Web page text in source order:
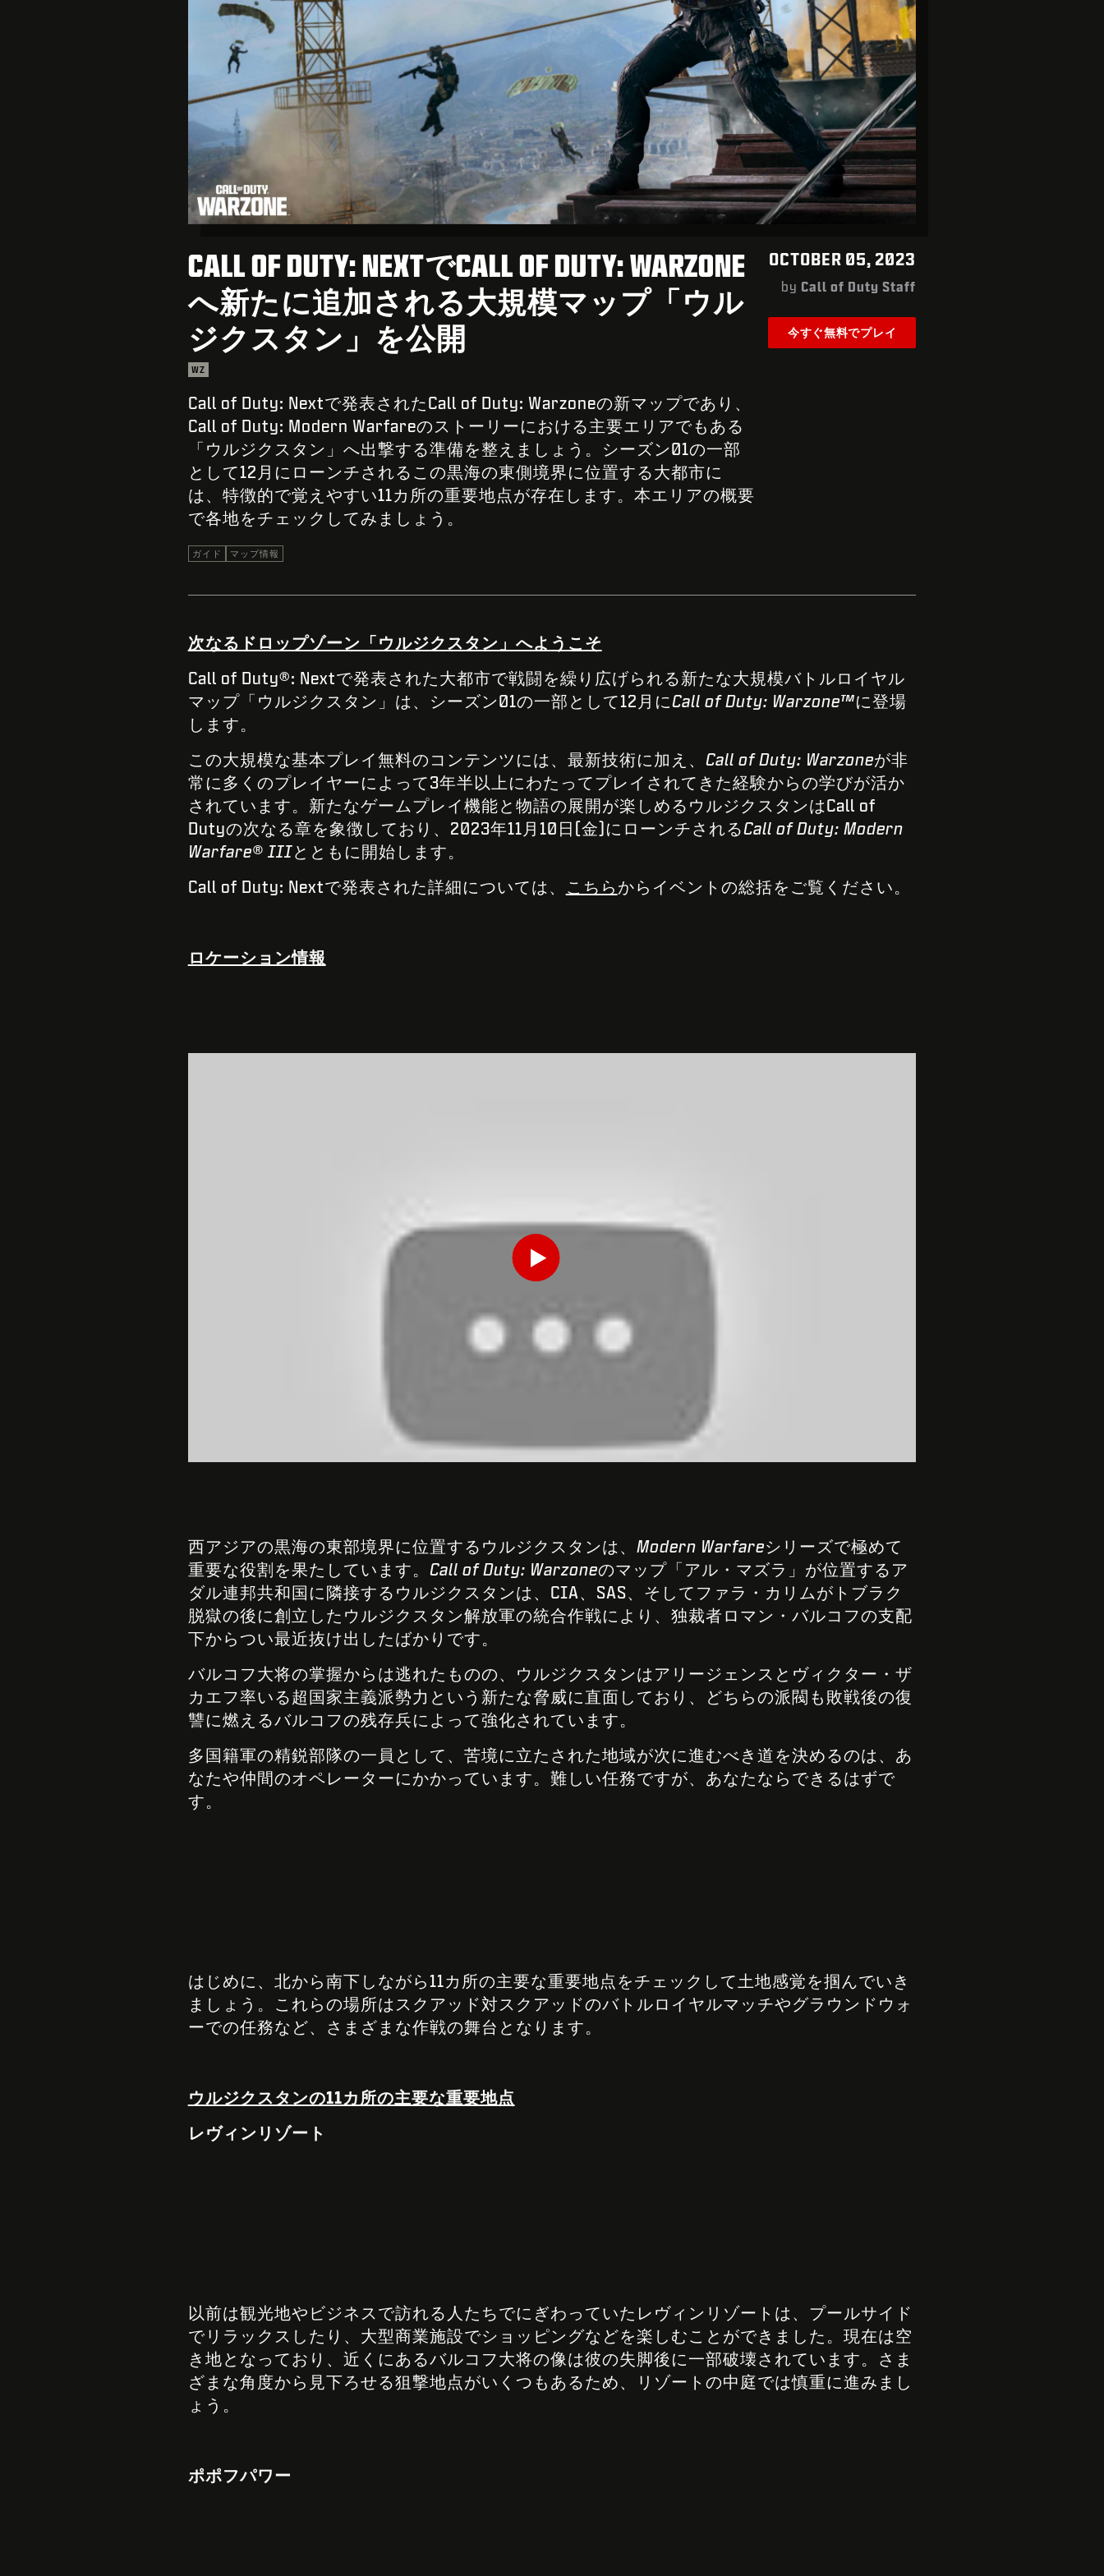
CALL OF DUTY: NEXTでCALL OF DUTY: WARZONE
へ新たに追加される大規模マップ「ウル
ジクスタン」を公開
WZ
Call of Duty: Nextで発表されたCall of Duty: Warzoneの新マップであり、
Call of Duty: Modern Warfareのストーリーにおける主要エリアでもある
「ウルジクスタン」へ出撃する準備を整えましょう。シーズン01の一部
として12月にローンチされるこの黒海の東側境界に位置する大都市に
は、特徴的で覚えやすい11カ所の重要地点が存在します。本エリアの概要
で各地をチェックしてみましょう。
ガイド マップ情報
OCTOBER 05, 2023
by Call of Duty Staff
今すぐ無料でプレイ
次なるドロップゾーン「ウルジクスタン」へようこそ
Call of Duty®: Nextで発表された大都市で戦闘を繰り広げられる新たな大規模バトルロイヤル
マップ「ウルジクスタン」は、シーズン01の一部として12月にCall of Duty: Warzone™に登場
します。
この大規模な基本プレイ無料のコンテンツには、最新技術に加え、 Call of Duty: Warzoneが非
常に多くのプレイヤーによって3年半以上にわたってプレイされてきた経験からの学びが活か
されています。新たなゲームプレイ機能と物語の展開が楽しめるウルジクスタンはCall of
Dutyの次なる章を象徴しており、2023年11月10日(金)にローンチされるCall of Duty: Modern
Warfare® IIIとともに開始します。
Call of Duty: Nextで発表された詳細については、
こちら からイベントの総括をご覧ください。
ロケーション情報
西アジアの黒海の東部境界に位置するウルジクスタンは、 Modern Warfareシリーズで極めて
重要な役割を果たしています。 Call of Duty: Warzoneのマップ「アル・マズラ」が位置するア
ダル連邦共和国に隣接するウルジクスタンは、CIA、SAS、そしてファラ・カリムがトブラク
脱獄の後に創立したウルジクスタン解放軍の統合作戦により、独裁者ロマン・バルコフの支配
下からつい最近抜け出したばかりです。
バルコフ大将の掌握からは逃れたものの、ウルジクスタンはアリージェンスとヴィクター・ザ
カエフ率いる超国家主義派勢力という新たな脅威に直面しており、どちらの派閥も敗戦後の復
讐に燃えるバルコフの残存兵によって強化されています。
多国籍軍の精鋭部隊の一員として、苦境に立たされた地域が次に進むべき道を決めるのは、あ
なたや仲間のオペレーターにかかっています。難しい任務ですが、あなたならできるはずで
す。
はじめに、北から南下しながら11カ所の主要な重要地点をチェックして土地感覚を掴んでいき
ましょう。これらの場所はスクアッド対スクアッドのバトルロイヤルマッチやグラウンドウォ
ーでの任務など、さまざまな作戦の舞台となります。
ウルジクスタンの11カ所の主要な重要地点
レヴィンリゾート
以前は観光地やビジネスで訪れる人たちでにぎわっていたレヴィンリゾートは、プールサイド
でリラックスしたり、大型商業施設でショッピングなどを楽しむことができました。現在は空
き地となっており、近くにあるバルコフ大将の像は彼の失脚後に一部破壊されています。さま
ざまな角度から見下ろせる狙撃地点がいくつもあるため、リゾートの中庭では慎重に進みまし
ょう。
ポポフパワー